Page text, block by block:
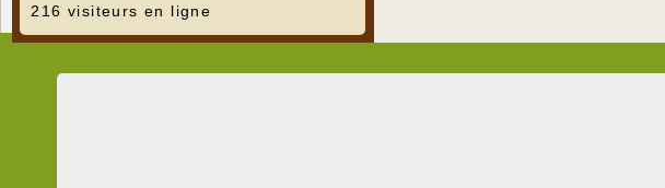
216 visiteurs en ligne